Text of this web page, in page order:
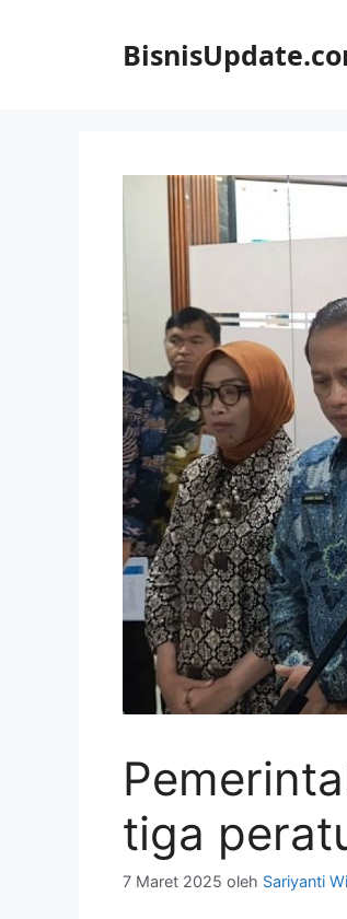
tiga
7 Maret 2025 oleh Sariyanti